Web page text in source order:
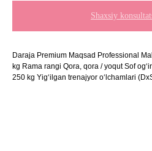
Shaxsiy
Daraja Premium Maqsad Professional
kg Rama rangi Qora, qora / yoqut Sof
250 kg Yig‘ilgan trenajyor o‘lchamlari